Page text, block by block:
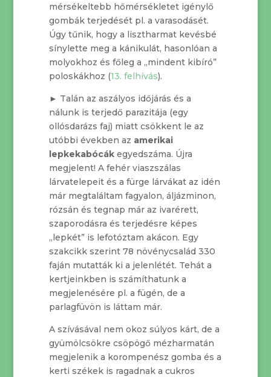
mérsékeltebb hőmérsékletet igénylő
gombák terjedését pl. a varasodásét.
Úgy tűnik, hogy a lisztharmat kevésbé
sínylette meg a kánikulát, hasonlóan a
molyokhoz és főleg a „mindent kibíró”
poloskákhoz (13. felhívás).
► Talán az aszályos időjárás és a
nálunk is terjedő parazitája (egy
ollósdarázs faj) miatt csökkent le az
utóbbi években az amerikai
lepkekabócákegyedszáma. Újra
megjelent! A fehér viaszszálas
lárvatelepeit és a fürge lárvákat az idén
már megtaláltam fagyalon, áljázminon,
rózsán és tegnap már az ivarérett,
szaporodásra és terjedésre képes
„lepkét” is lefotóztam akácon. Egy
szakcikk szerint 78 növénycsalád 330
faján mutatták ki a jelenlétét. Tehát a
kertjeinkben is számíthatunk a
megjelenésére pl. a fügén, de a
parlagfüvön is láttam már.
A szívásával nem okoz súlyos kárt, de a
gyümölcsökre csöpögő mézharmatán
megjelenik a korompenész gomba és a
kerti székek is ragadnak a cukros